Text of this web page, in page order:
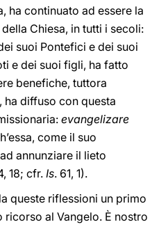
ha continuato ad essere la
Chiesa, in tutti i secoli:
suoi Pontefici e dei suoi
e dei suoi figli, ha fatto
benefiche, tuttora
diffuso con questa
evangelizare
come il suo
annunziare il lieto
18; cfr. Is. 61, 1).
queste riflessioni un primo
ricorso al Vangelo. È nostro